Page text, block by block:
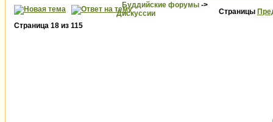
Буддийские форумы ->
Дискуссии
Страницы
Страница 18 из 115